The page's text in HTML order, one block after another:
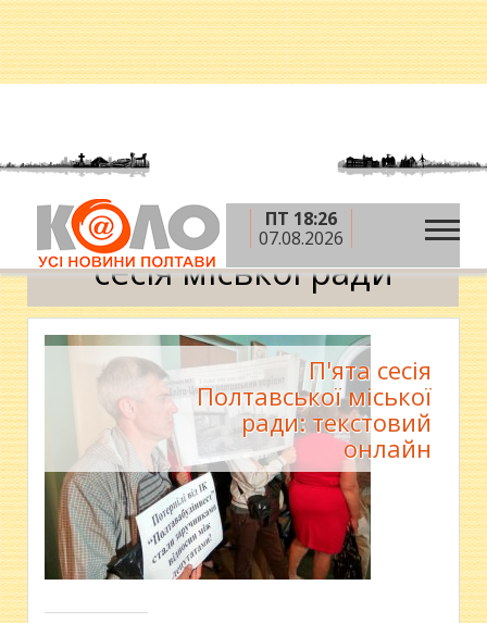
ПТ 18:26
07.08.2026
Головна » сесія міської ради
сесія міської ради
П'ята сесія
Полтавської міської
ради: текстовий
онлайн